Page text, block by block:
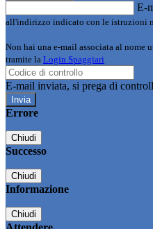
E-
all'indirizzo indicato con le istruzioni
Non hai una e-mail associata al nome
tramite la Login Spaggiari
E-mail inviata, si prega di
Errore
Chiudi
Successo
Chiudi
Informazione
Chiudi